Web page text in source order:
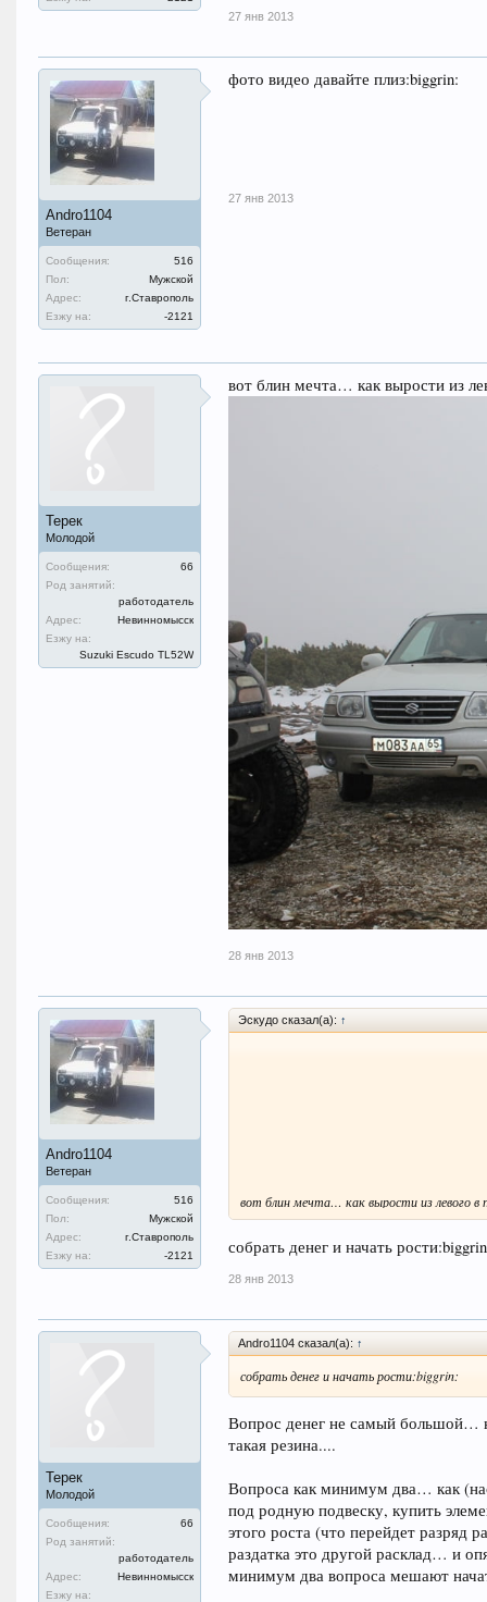
27 янв 2013
Andro1104
Ветеран
Сообщения:
516
Пол:
Мужской
Адрес:
г.Ставрополь
Езжу на:
-2121
фото видео давайте плиз:biggrin:
27 янв 2013
Терек
Молодой
Сообщения:
66
Род занятий:
работодатель
Адрес:
Невинномысск
Езжу на:
Suzuki Escudo TL52W
вот блин мечта… как вырости из
28 янв 2013
Andro1104
Ветеран
Сообщения:
516
Пол:
Мужской
Адрес:
г.Ставрополь
Езжу на:
-2121
Эскудо сказал(а): ↑
вот блин мечта… как вырости из левого
собрать денег и начать
28 янв 2013
Терек
Молодой
Сообщения:
66
Род занятий:
работодатель
Адрес:
Невинномысск
Езжу на:
Andro1104 сказал(а): ↑
собрать денег и начать рости:biggrin:
Вопрос денег не самый большой…
такая резина....
Вопроса как минимум два… как
под родную подвеску, купить
этого роста (что перейдет разряд
раздатка это другой расклад… и
минимум два вопроса мешают